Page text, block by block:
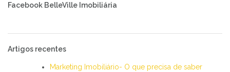
Facebook BelleVille Imobiliária
Artigos recentes
Marketing Imobiliário- O que precisa de saber